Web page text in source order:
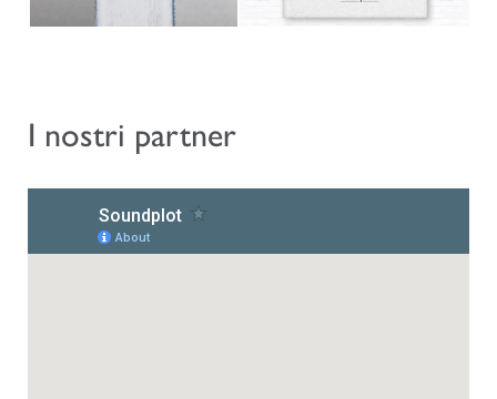
I nostri partner